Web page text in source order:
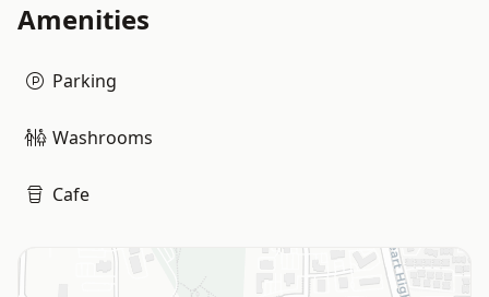
Amenities
Parking
Washrooms
Cafe